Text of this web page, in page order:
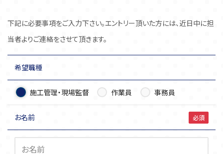
下記に必要事項をご入力下さい。エントリー頂いた方には、近日中に担
当者よりご連絡をさせて頂きます。
希望職種
施工管理・現場監督 作業員 事務員
お名前 必須